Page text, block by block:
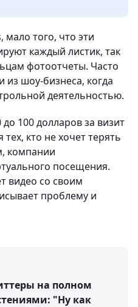
мало того, что эти
каждый листик, так
фотоотчеты. Часто
из шоу-бизнеса, когда
деятельностью.
100 долларов за визит
кто не хочет терять
компании
посещения.
видео со своим
проблему и
на полном
"Ну как